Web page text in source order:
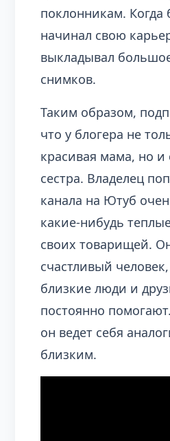
поклонникам. Когда
начинал свою
выкладывал
снимков.
Таким образом,
что у блогера не
красивая мама, но и
сестра. Владелец
канала на Ютуб
какие-нибудь
своих товарищей.
счастливый
близкие люди и
постоянно
он ведет себя
близким.